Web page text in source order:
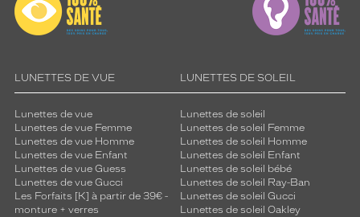
LUNETTES DE VUE
Lunettes de vue
Lunettes de vue Femme
Lunettes de vue Homme
Lunettes de vue Enfant
Lunettes de vue Guess
Lunettes de vue Gucci
Les Forfaits [K] à partir de 39€ -
monture + verres
LUNETTES DE SOLEIL
Lunettes de soleil
Lunettes de soleil Femme
Lunettes de soleil Homme
Lunettes de soleil Enfant
Lunettes de soleil bébé
Lunettes de soleil Ray-Ban
Lunettes de soleil Gucci
Lunettes de soleil Oakley